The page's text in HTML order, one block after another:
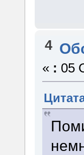
4
« : 05